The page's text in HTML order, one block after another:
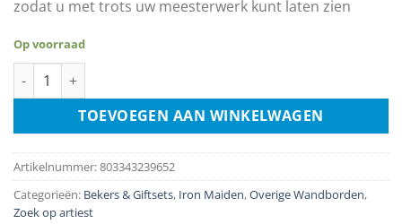
zodat u met trots uw meesterwerk kunt laten zien
Op voorraad
Iron Maiden - Piece of Mind 500 Piece Jigsaw Puzzle aantal
TOEVOEGEN AAN WINKELWAGEN
Artikelnummer:803343239652
Categorieën: Bekers & Giftsets, Iron Maiden,Overige Wandborden,
Zoek op artiest